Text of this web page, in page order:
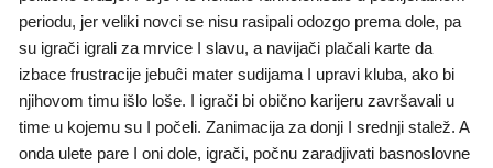
periodu, jer veliki novci se nisu rasipali odozgo prema dole, pa
su igrači igrali za mrvice I slavu, a navijači plačali karte da
izbace frustracije jebuĉi mater sudijama I upravi kluba, ako bi
njihovom timu išlo loše. I igrači bi obično karijeru završavali u
time u kojemu su I počeli. Zanimacija za donji I srednji stalež. A
onda ulete pare I oni dole, igrači, počnu zaradjivati basnoslovne